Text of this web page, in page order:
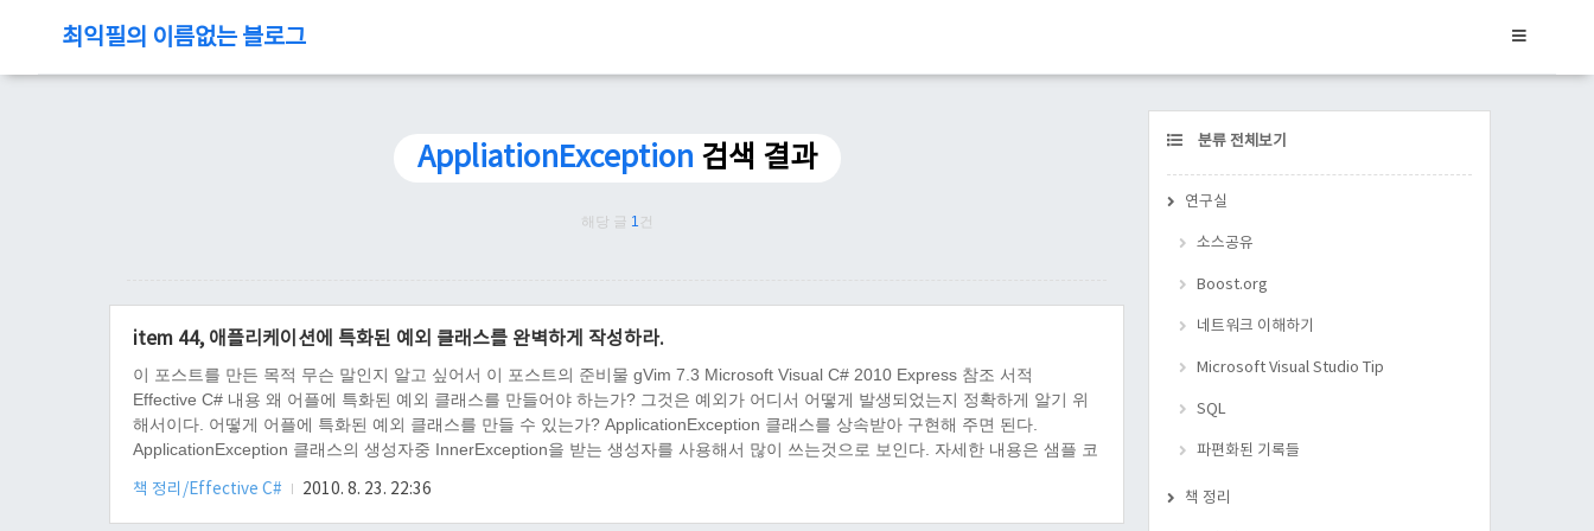
최익필의 이름없는 블로그
AppliationException 검색 결과
해당 글 1 건
item 44, 애플리케이션에 특화된 예외 클래스를 완벽하게 작성하라.
이 포스트를 만든 목적 무슨 말인지 알고 싶어서 이 포스트의 준비물 gVim 7.3 Microsoft Visual C# 2010 Express 참조 서적
Effective C# 내용 왜 어플에 특화된 예외 클래스를 만들어야 하는가? 그것은 예외가 어디서 어떻게 발생되었는지 정확하게 알기 위
해서이다. 어떻게 어플에 특화된 예외 클래스를 만들 수 있는가? ApplicationException 클래스를 상속받아 구현해 주면 된다.
ApplicationException 클래스의 생성자중 InnerException을 받는 생성자를 사용해서 많이 쓰는것으로 보인다. 자세한 내용은 샘플 코
책 정리/Effective C#
2010. 8. 23. 22:36
CATEGORY
분류 전체보기
연구실
소스공유
Boost.org
네트워크 이해하기
Microsoft Visual Studio Tip
SQL
파편화된 기록들
책 정리